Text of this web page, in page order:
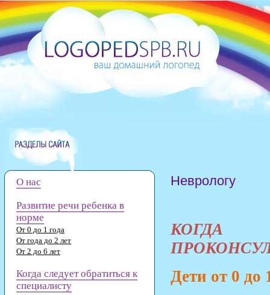
О нас
Развитие речи ребенка в
норме
От 0 до 1 года
От года до 2 лет
От 2 до 6 лет
Когда следует обратиться к
специалисту
Неврологу
Дети от 0 до